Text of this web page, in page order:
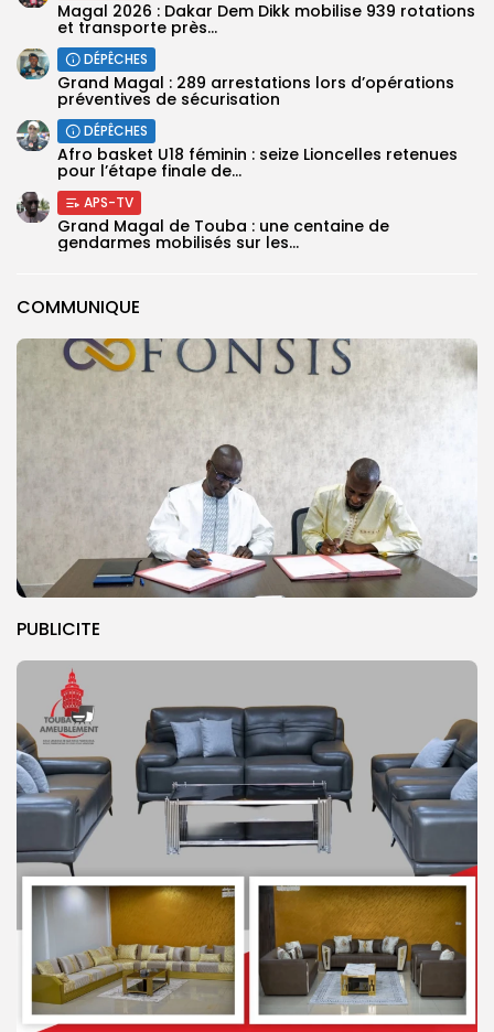
COMMUNIQUE
PUBLICITE
Magal 2026 : Dakar Dem Dikk mobilise 939 rotations
et transporte près...
DÉPÊCHES
Grand Magal : 289 arrestations lors d’opérations
préventives de sécurisation
DÉPÊCHES
‎Afro basket U18 féminin : seize Lioncelles retenues
pour l’étape finale de...
APS-TV
Grand Magal de Touba : une centaine de
gendarmes mobilisés sur les...